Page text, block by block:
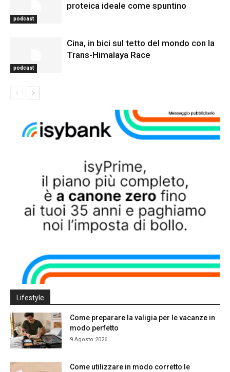
podcast
proteica ideale come spuntino
podcast
Cina, in bici sul tetto del mondo con la
Trans-Himalaya Race
Lifestyle
Come preparare la valigia per le vacanze in
modo perfetto
9 Agosto 2026
Come utilizzare in modo corretto le